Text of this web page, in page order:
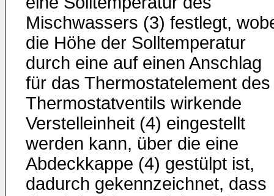
Mischwassers (3) festlegt,
die Höhe der Solltemperatur
durch eine auf einen Anschlag
für das Thermostatelement des
Thermostatventils wirkende
Verstelleinheit (4) eingestellt
werden kann, über die eine
Abdeckkappe (4) gestülpt ist,
dadurch gekennzeichnet, dass